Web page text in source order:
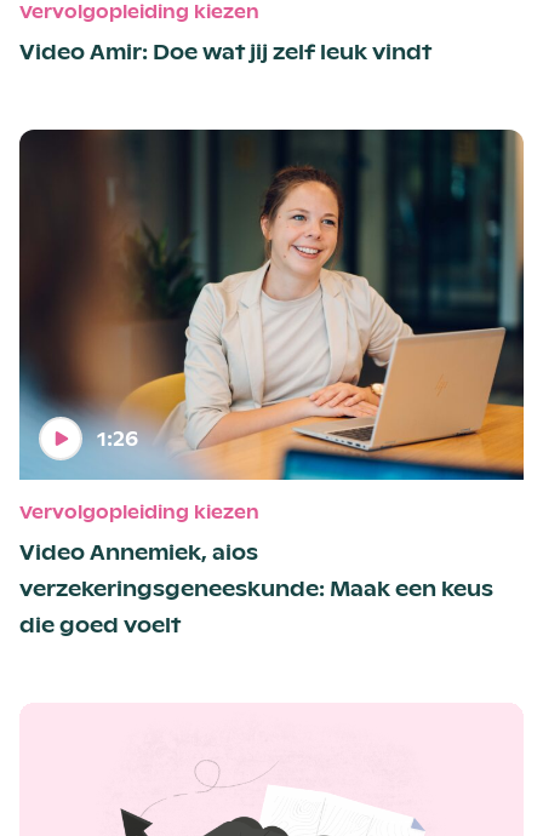
Vervolgopleiding kiezen
Video Amir: Doe wat jij zelf leuk vindt
1:26
Vervolgopleiding kiezen
Video Annemiek, aios
verzekeringsgeneeskunde: Maak een keus
die goed voelt